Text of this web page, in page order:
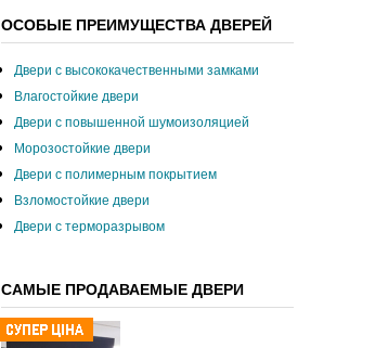
ОСОБЫЕ ПРЕИМУЩЕСТВА ДВЕРЕЙ
Двери с высококачественными замками
Влагостойкие двери
Двери с повышенной шумоизоляцией
Морозостойкие двери
Двери с полимерным покрытием
Взломостойкие двери
Двери с терморазрывом
САМЫЕ ПРОДАВАЕМЫЕ ДВЕРИ